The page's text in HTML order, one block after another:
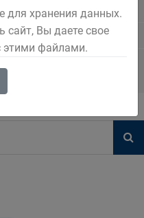
МСП
для хранения данных.
сайт, Вы даете свое
этими файлами.